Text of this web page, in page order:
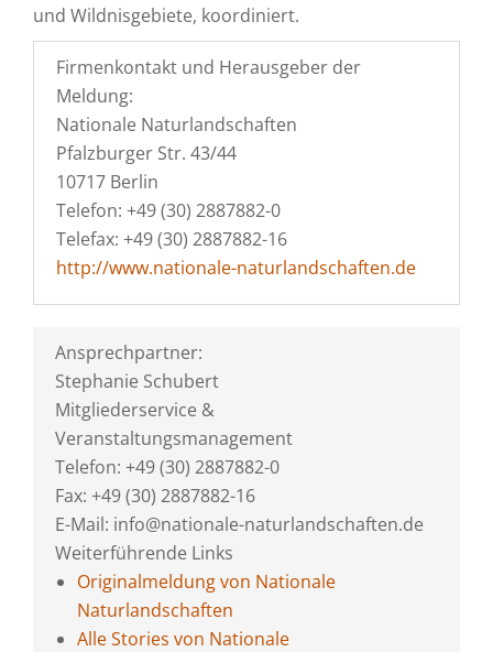
und Wildnisgebiete, koordiniert.
Firmenkontakt und Herausgeber der
Meldung:
Nationale Naturlandschaften
Pfalzburger Str. 43/44
10717 Berlin
Telefon: +49 (30) 2887882-0
Telefax: +49 (30) 2887882-16
http://www.nationale-naturlandschaften.de
Ansprechpartner:
Stephanie Schubert
Mitgliederservice &
Veranstaltungsmanagement
Telefon: +49 (30) 2887882-0
Fax: +49 (30) 2887882-16
E-Mail: info@nationale-naturlandschaften.de
Weiterführende Links
Originalmeldung von Nationale
Naturlandschaften
Alle Stories von Nationale